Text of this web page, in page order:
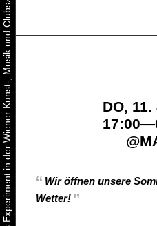
DO,
@
Wir öffnen unsere
Wetter!